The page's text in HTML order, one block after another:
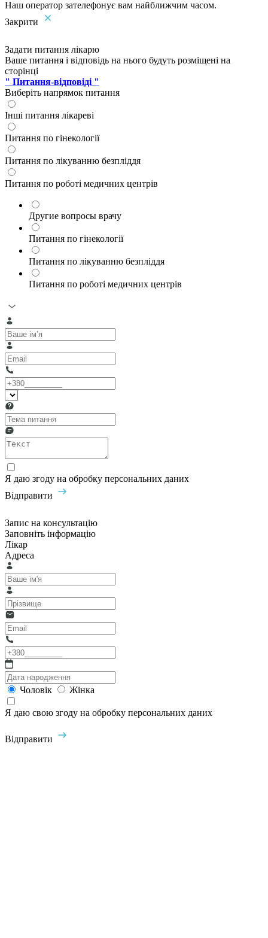
Наш оператор зателефонує вам найближчим часом.
Закрити
Задати питання лікарю
Ваше питання і відповідь на нього будуть розміщені на
сторінці
" Питання-відповіді "
Виберіть напрямок питання
Інші питання лікареві
Питання по гінекології
Питання по лікуванню безпліддя
Питання по роботі медичних центрів
Другие вопросы врачу
Питання по гінекології
Питання по лікуванню безпліддя
Питання по роботі медичних центрів
Я даю згоду на обробку персональних даних
Відправити
Запис на консультацію
Заповніть інформацію
Лікар
Адреса
Чоловік Жінка
Я даю свою згоду на обробку персональних даних
Відправити